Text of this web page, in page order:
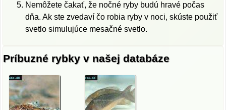
Nemôžete čakať, že nočné ryby budú hravé počas
dňa. Ak ste zvedaví čo robia ryby v noci, skúste použiť
svetlo simulujúce mesačné svetlo.
Príbuzné rybky v našej databáze